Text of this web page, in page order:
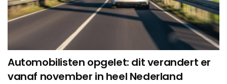
Automobilisten opgelet: dit verandert er
vanaf november in heel Nederland